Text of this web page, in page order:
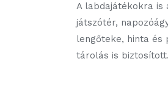
A labdajátékokra is
játszótér,
lengőteke, hinta és
tárolás is biztosított.